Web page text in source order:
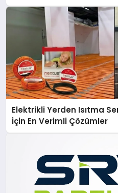
Elektrikli Yerden Isıtma
İçin En Verimli Çözümler